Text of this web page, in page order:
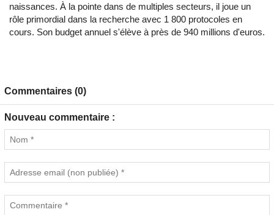
naissances. À la pointe dans de multiples secteurs, il joue un
rôle primordial dans la recherche avec 1 800 protocoles en
cours. Son budget annuel s'élève à près de 940 millions d'euros.
Commentaires (0)
Nouveau commentaire :